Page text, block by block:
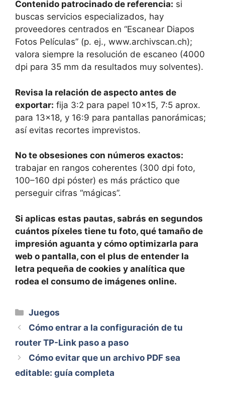
Contenido patrocinado de referencia: si
buscas servicios especializados, hay
proveedores centrados en “Escanear Diapos
Fotos Películas” (p. ej., www.archivscan.ch);
valora siempre la resolución de escaneo (4000
dpi para 35 mm da resultados muy solventes).
Revisa la relación de aspecto antes de
exportar: fija 3:2 para papel 10×15, 7:5 aprox.
para 13×18, y 16:9 para pantallas panorámicas;
así evitas recortes imprevistos.
No te obsesiones con números exactos:
trabajar en rangos coherentes (300 dpi foto,
100–160 dpi póster) es más práctico que
perseguir cifras “mágicas”.
Si aplicas estas pautas, sabrás en segundos
cuántos píxeles tiene tu foto, qué tamaño de
impresión aguanta y cómo optimizarla para
web o pantalla, con el plus de entender la
letra pequeña de cookies y analítica que
rodea el consumo de imágenes online.
Categorías
Juegos
Cómo entrar a la configuración de tu
router TP-Link paso a paso
Cómo evitar que un archivo PDF sea
editable: guía completa